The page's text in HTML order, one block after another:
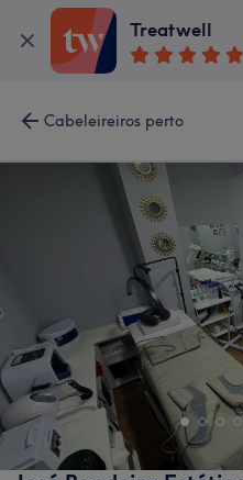
Treatwell
Cabeleireiros perto